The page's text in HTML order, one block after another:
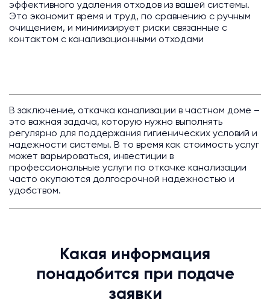
эффективного удаления отходов из вашей системы.
Это экономит время и труд, по сравнению с ручным
очищением, и минимизирует риски связанные с
контактом с канализационными отходами
В заключение, откачка канализации в частном доме –
это важная задача, которую нужно выполнять
регулярно для поддержания гигиенических условий и
надежности системы. В то время как стоимость услуг
может варьироваться, инвестиции в
профессиональные услуги по откачке канализации
часто окупаются долгосрочной надежностью и
удобством.
Какая информация
понадобится при подаче
заявки